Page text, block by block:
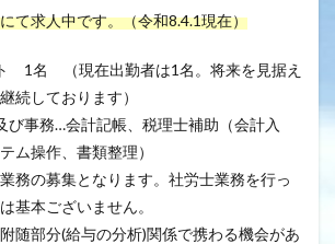
て求人中です。（令和8.4.1現在）
1名 （現在出勤者は1名。将来を見据え
続しております）
事務…会計記帳、税理士補助（会計入
ム操作、書類整理）
務の募集となります。社労士業務を行っ
基本ございません。
附随部分(給与の分析)関係で携わる機会があ